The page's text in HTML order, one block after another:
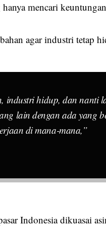
mencari
agar industri tetap
industri hidup, dan nanti
lain dengan ada yang
di mana-mana,”
Indonesia dikuasai